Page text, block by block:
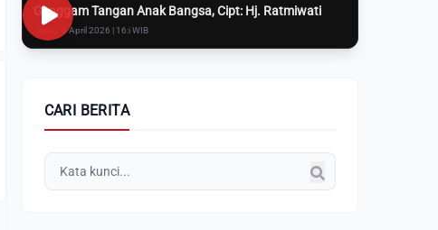
Genggam Tangan Anak Bangsa, Cipt: Hj. Ratmiwati
Rabu, 8 April 2026 | 16:i WIB
CARI BERITA